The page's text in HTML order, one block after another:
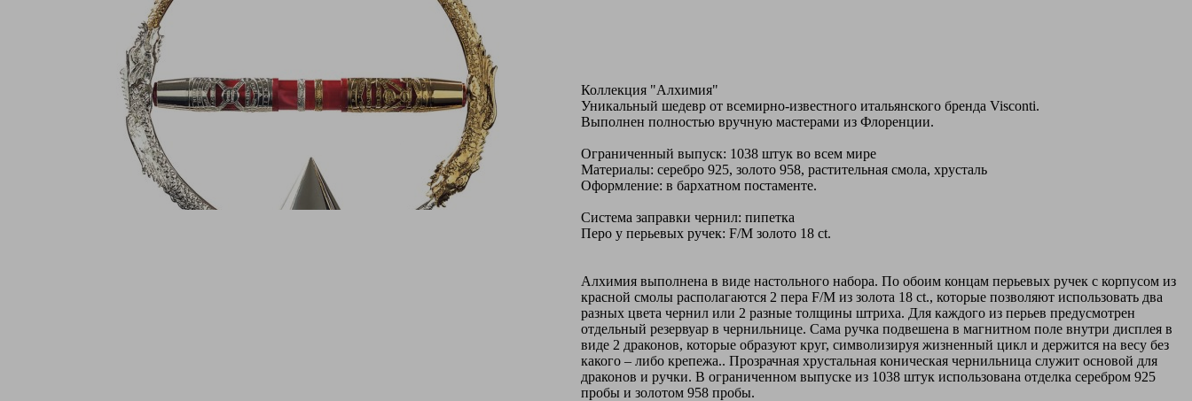
Коллекция "Алхимия"
Уникальный шедевр от всемирно-известного итальянского бренда Visconti.
Выполнен полностью вручную мастерами из Флоренции.
Ограниченный выпуск: 1038 штук во всем мире
Материалы: серебро 925, золото 958, растительная смола, хрусталь
Оформление: в бархатном постаменте.
Система заправки чернил: пипетка
Перо у перьевых ручек: F/M золото 18 сt.
Алхимия выполнена в виде настольного набора. По обоим концам перьевых ручек с корпусом из
красной смолы располагаются 2 пера F/M из золота 18 сt., которые позволяют использовать два
разных цвета чернил или 2 разные толщины штриха. Для каждого из перьев предусмотрен
отдельный резервуар в чернильнице. Сама ручка подвешена в магнитном поле внутри дисплея в
виде 2 драконов, которые образуют круг, символизируя жизненный цикл и держится на весу без
какого – либо крепежа.. Прозрачная хрустальная коническая чернильница служит основой для
драконов и ручки. В ограниченном выпуске из 1038 штук использована отделка серебром 925
пробы и золотом 958 пробы.